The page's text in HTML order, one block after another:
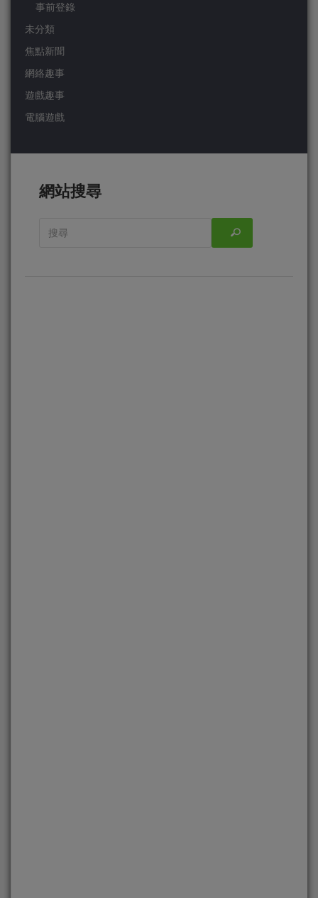
事前登錄
未分類
焦點新聞
網絡趣事
遊戲趣事
電腦遊戲
網站搜尋